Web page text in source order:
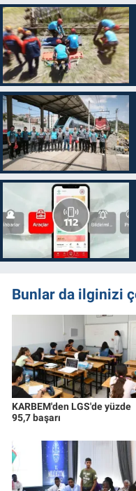
Bunlar da ilginizi
KARBEM'den LGS'de yüzde
95,7 başarı